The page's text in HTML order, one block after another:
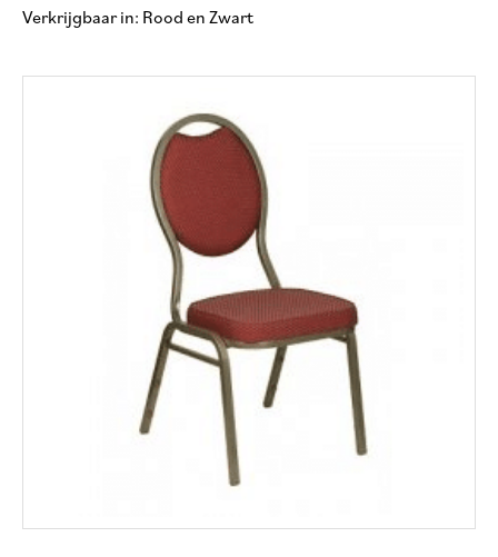
PARTY REGELAAR
Verkrijgbaar in: Rood en Zwart